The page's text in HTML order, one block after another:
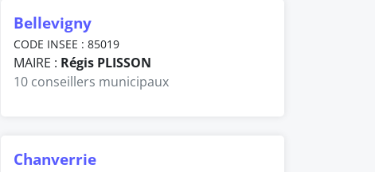
Bellevigny
CODE INSEE : 85019
MAIRE : Régis PLISSON
10 conseillers municipaux
Chanverrie